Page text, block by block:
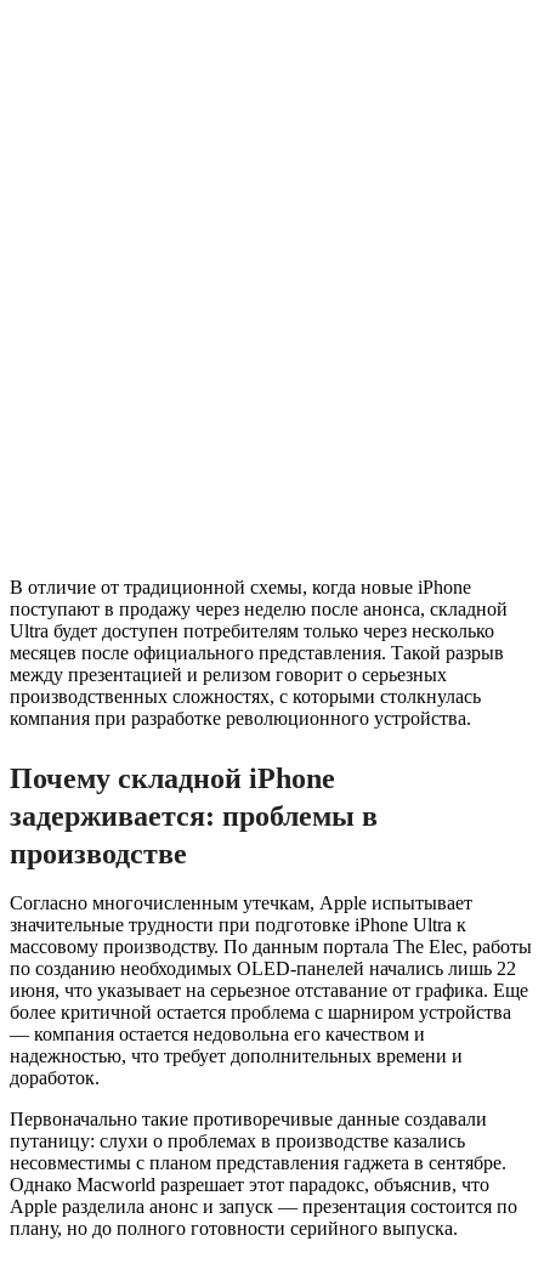
В отличие от традиционной схемы, когда новые iPhone
поступают в продажу через неделю после анонса, складной
Ultra будет доступен потребителям только через несколько
месяцев после официального представления. Такой разрыв
между презентацией и релизом говорит о серьезных
производственных сложностях, с которыми столкнулась
компания при разработке революционного устройства.
Почему складной iPhone
задерживается: проблемы в
производстве
Согласно многочисленным утечкам, Apple испытывает
значительные трудности при подготовке iPhone Ultra к
массовому производству. По данным портала The Elec, работы
по созданию необходимых OLED-панелей начались лишь 22
июня, что указывает на серьезное отставание от графика. Еще
более критичной остается проблема с шарниром устройства
— компания остается недовольна его качеством и
надежностью, что требует дополнительных времени и
доработок.
Первоначально такие противоречивые данные создавали
путаницу: слухи о проблемах в производстве казались
несовместимы с планом представления гаджета в сентябре.
Однако Macworld разрешает этот парадокс, объяснив, что
Apple разделила анонс и запуск — презентация состоится по
плану, но до полного готовности серийного выпуска.